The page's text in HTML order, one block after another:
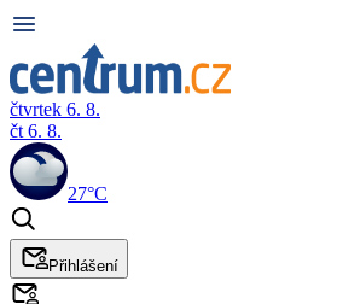
čtvrtek 6. 8.
čt 6. 8.
27°C
Přihlášení